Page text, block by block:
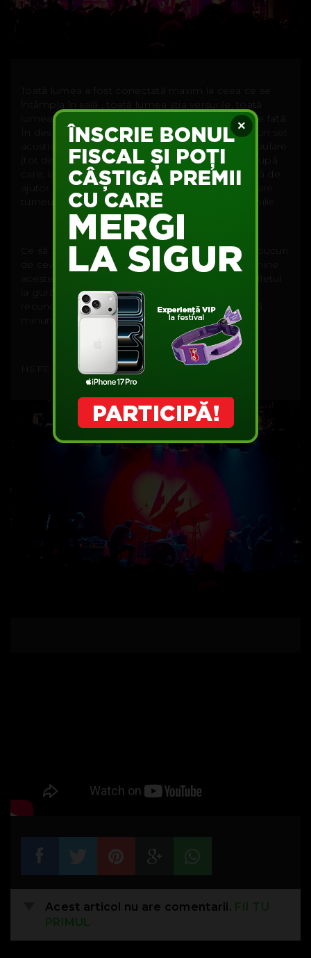
×
Toată lumea a fost conectată maxim la ceea ce se
întâmpla în sală , toată lumea știa versurile, toată
lumea se uita spre scenă cu un zâmbet mare pe față.
În deschidere, în ambele zile, a fost prezent cu un set
acustic, Chris Conley, solistul unei alte trupe populare
(tot din New Jersey), pe nume Saves the Day; trupă
care, la începutul anilor 2000, le intindea o mână de
ajutor celor de la Thursday, luându-i în primul mare
turneu american. Totul este precum o mare familie.
Ce să zic?! Este minunat atunci când poți să te bucuri
de ceva atât de mult (indiferent de ce). Pentru mine
aceste două concerte, pe care le-am trăit cu sufletul
la gură, au fost o bucurie și sunt extrem de
recunoscător zilei în care am descoperit această
minunată trupă... ceea ce vă doresc și vouă.
Acest articol nu are comentarii. FII TU
PRIMUL